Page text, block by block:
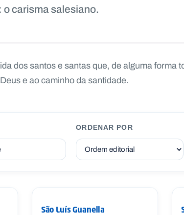
carisma salesiano.
dos santos e santas que, de alguma forma
e ao caminho da santidade.
ORDENAR POR
São Luís Guanella